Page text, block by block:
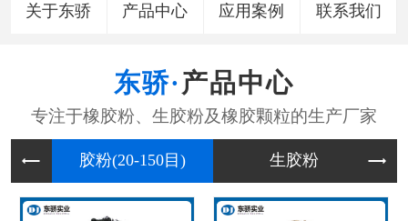
关于东骄 产品中心 应用案例 联系我们
产品中心
胶粉(2 生胶粉